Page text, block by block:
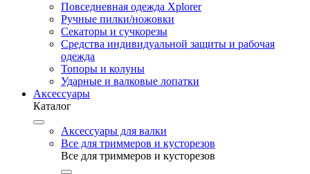
Повседневная одежда Xplorer
Ручные пилки/ножовки
Секаторы и сучкорезы
Средства индивидуальной защиты и рабочая
одежда
Топоры и колуны
Ударные и валковые лопатки
Аксессуары
Каталог
Аксессуары для валки
Все для триммеров и кусторезов
Все для триммеров и кусторезов